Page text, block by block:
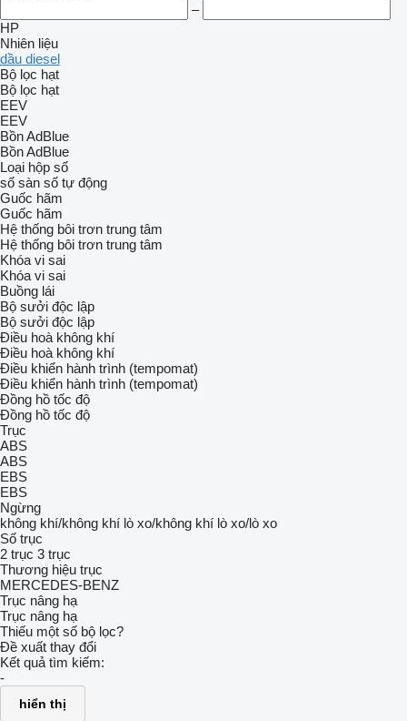
–
HP
Nhiên liệu
dầu diesel
Bộ lọc hạt
Bộ lọc hạt
EEV
EEV
Bồn AdBlue
Bồn AdBlue
Loại hộp số
số sàn số tự động
Guốc hãm
Guốc hãm
Hệ thống bôi trơn trung tâm
Hệ thống bôi trơn trung tâm
Khóa vi sai
Khóa vi sai
Buồng lái
Bộ sưởi độc lập
Bộ sưởi độc lập
Điều hoà không khí
Điều hoà không khí
Điều khiển hành trình (tempomat)
Điều khiển hành trình (tempomat)
Đồng hồ tốc độ
Đồng hồ tốc độ
Trục
ABS
ABS
EBS
EBS
Ngừng
không khí/không khí lò xo/không khí lò xo/lò xo
Số trục
2 trục 3 trục
Thương hiệu trục
MERCEDES-BENZ
Trục nâng hạ
Trục nâng hạ
Thiếu một số bộ lọc?
Đề xuất thay đổi
Kết quả tìm kiếm:
-
hiển thị